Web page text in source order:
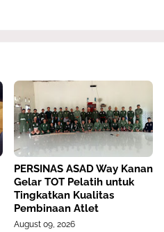
PERSINAS ASAD Way Kanan
Gelar TOT Pelatih untuk
Tingkatkan Kualitas
Pembinaan Atlet
August 09, 2026